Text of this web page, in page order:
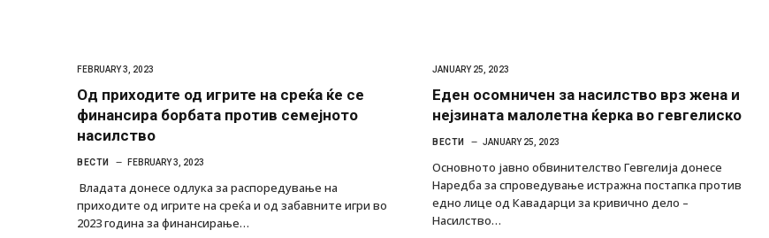
FEBRUARY 3, 2023
Од приходите од игрите на среќа ќе се
финансира борбата против семејното
насилство
ВЕСТИ FEBRUARY 3, 2023
Владата донесе одлука за распоредување на
приходите од игрите на среќа и од забавните игри во
2023 година за финансирање…
JANUARY 25, 2023
Еден осомничен за насилство врз жена и
нејзината малолетна ќерка во гевгелиско
ВЕСТИ JANUARY 25, 2023
Основното јавно обвинителство Гевгелија донесе
Наредба за спроведување истражна постапка против
едно лице од Кавадарци за кривично дело –
Насилство…